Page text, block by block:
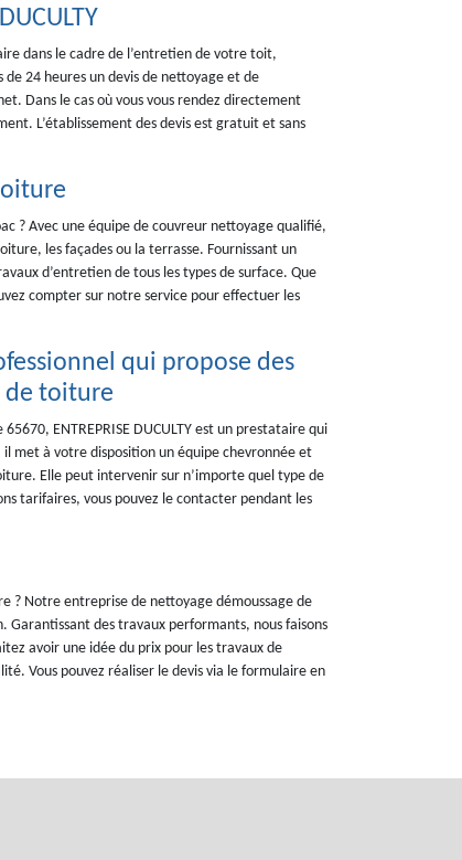
dans le cadre de l’entretien de votre toit,
de 24 heures un devis de nettoyage et de
Dans le cas où vous vous rendez directement
L’établissement des devis est gratuit et sans
? Avec une équipe de couvreur nettoyage qualifié,
les façades ou la terrasse. Fournissant un
d’entretien de tous les types de surface. Que
compter sur notre service pour effectuer les
qui propose des
de toiture
ENTREPRISE DUCULTY est un prestataire qui
met à votre disposition un équipe chevronnée et
Elle peut intervenir sur n’importe quel type de
tarifaires, vous pouvez le contacter pendant les
? Notre entreprise de nettoyage démoussage de
des travaux performants, nous faisons
avoir une idée du prix pour les travaux de
Vous pouvez réaliser le devis via le formulaire en